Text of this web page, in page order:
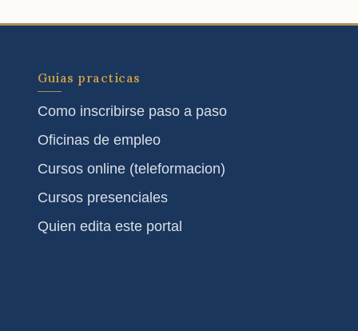
Guias practicas
Como inscribirse paso a paso
Oficinas de empleo
Cursos online (teleformacion)
Cursos presenciales
Quien edita este portal